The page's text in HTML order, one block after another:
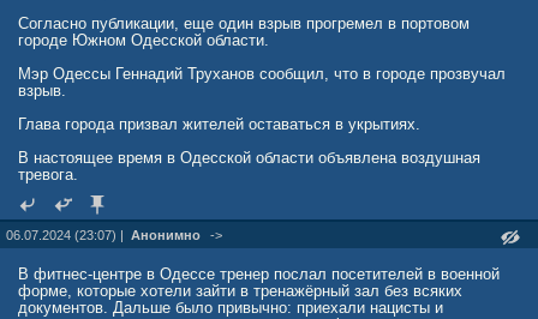
Согласно публикации, еще один взрыв прогремел в портовом
городе Южном Одесской области.
Мэр Одессы Геннадий Труханов сообщил, что в городе прозвучал
взрыв.
Глава города призвал жителей оставаться в укрытиях.
В настоящее время в Одесской области объявлена воздушная
тревога.
06.07.2024 (23:07) | Анонимно ->
В фитнес-центре в Одессе тренер послал посетителей в военной
форме, которые хотели зайти в тренажёрный зал без всяких
документов. Дальше было привычно: приехали нацисты и